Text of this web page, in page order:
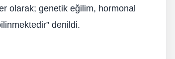
olarak; genetik eğilim, hormonal
denildi.